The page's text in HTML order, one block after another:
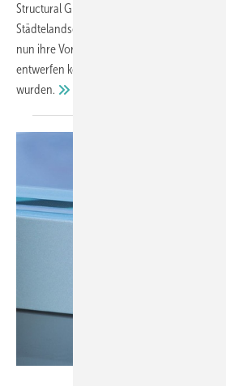
Structural Glazing mit Silikon in den letzen
Städtelandschaften überall in der Welt neu
nun ihre Vorstellungskraft voll entfalten und
entwerfen können, die bis dahin nicht für
wurden.